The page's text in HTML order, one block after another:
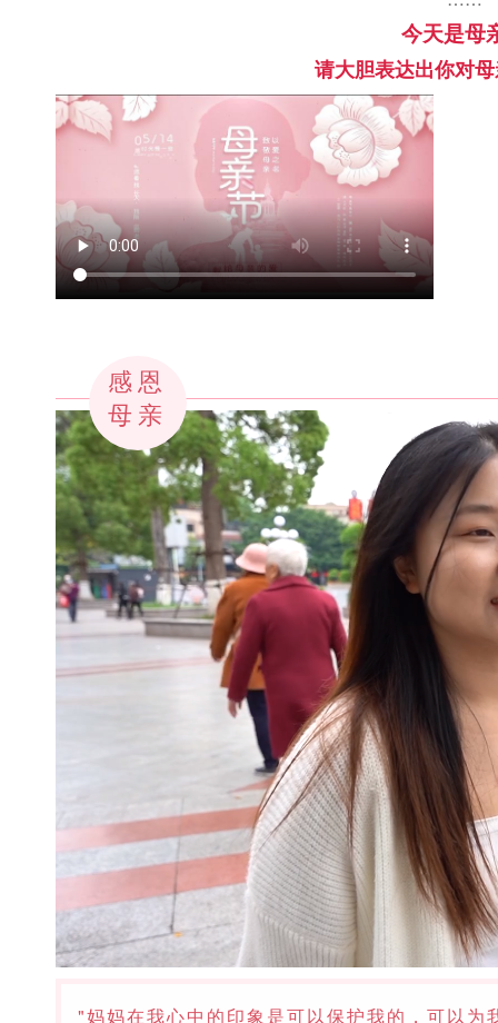
今天是母
请大胆表达出你对
感恩
母亲
"妈妈在我心中的印象是可以保护我的，可以